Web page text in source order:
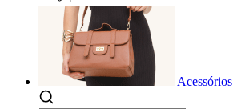
Acessórios